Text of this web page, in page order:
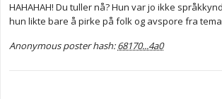
HAHAHAH! Du tuller nå? Hun var jo ikke
hun likte bare å pirke på folk og avspore fra
Anonymous poster hash:68170...4a0